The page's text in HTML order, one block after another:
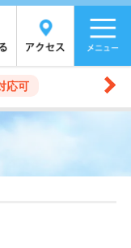
応可